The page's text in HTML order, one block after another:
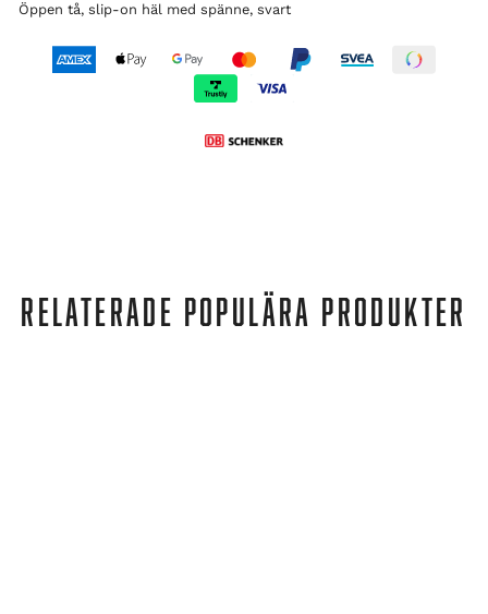
Öppen tå, slip-on häl med spänne, svart
RELATERADE POPULÄRA PRODUKTER